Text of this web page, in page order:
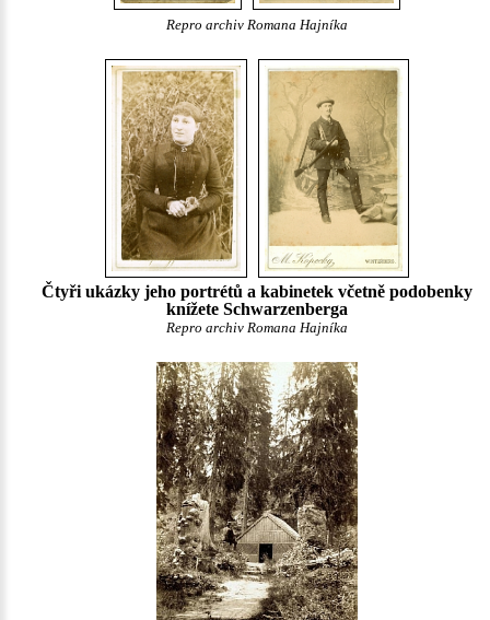
Repro archiv Romana Hajníka
Čtyři ukázky jeho portrétů a kabinetek včetně podobenky
knížete Schwarzenberga
Repro archiv Romana Hajníka